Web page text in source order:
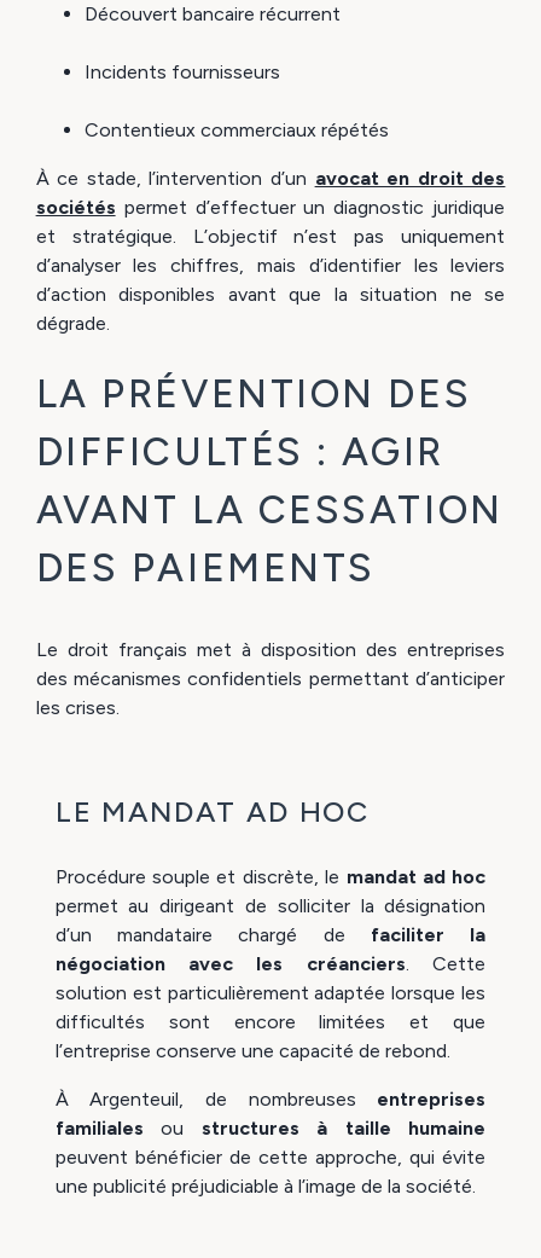
Découvert bancaire récurrent
Incidents fournisseurs
Contentieux commerciaux répétés
À ce stade, l’intervention d’un avocat en droit des
sociétés permet d’effectuer un diagnostic juridique
et stratégique. L’objectif n’est pas uniquement
d’analyser les chiffres, mais d’identifier les leviers
d’action disponibles avant que la situation ne se
dégrade.
LA PRÉVENTION DES
DIFFICULTÉS : AGIR
AVANT LA CESSATION
DES PAIEMENTS
Le droit français met à disposition des entreprises
des mécanismes confidentiels permettant d’anticiper
les crises.
LE MANDAT AD HOC
Procédure souple et discrète, le mandat ad hoc
permet au dirigeant de solliciter la désignation
d’un mandataire chargé de faciliter la
négociation avec les créanciers . Cette
solution est particulièrement adaptée lorsque les
difficultés sont encore limitées et que
l’entreprise conserve une capacité de rebond.
À Argenteuil, de nombreuses entreprises
familiales ou structures à taille humaine
peuvent bénéficier de cette approche, qui évite
une publicité préjudiciable à l’image de la société.